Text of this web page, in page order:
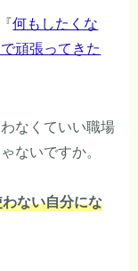
『何もしたくな
頑張ってきた
なくていい職場
ないですか。
ない自分にな